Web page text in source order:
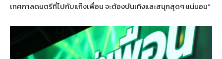
เทศกาลดนตรีที่ไปกับแก๊งเพื่อน จะต้องบันเทิงและสนุกสุดๆ แน่นอน”